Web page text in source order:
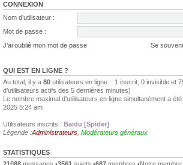
CONNEXION
Nom d’utilisateur :
Mot de passe :
J’ai oublié mon mot de passe
Se
QUI EST EN LIGNE ?
Au total, il y a 80 utilisateurs en ligne :: 1 inscrit, 0 invisible et
d’utilisateurs actifs des 5 dernières minutes)
Le nombre maximal d’utilisateurs en ligne simultanément a
2025 5:24 am
Utilisateurs inscrits : Baidu [Spider]
Légende :Administrateurs Modérateurs généraux
STATISTIQUES